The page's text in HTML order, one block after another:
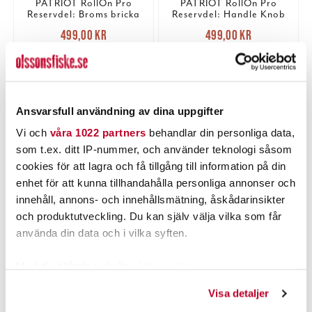
Ansvarsfull användning av dina uppgifter
Vi och våra 1022 partners behandlar din personliga data,
som t.ex. ditt IP-nummer, och använder teknologi såsom
cookies för att lagra och få tillgång till information på din
enhet för att kunna tillhandahålla personliga annonser och
innehåll, annons- och innehållsmätning, åskådarinsikter
och produktutveckling. Du kan själv välja vilka som får
använda din data och i vilka syften.
Visa detaljer
PATRIOT RollOn Pro
Reservdel: Broms bricka
Nuvarande pris
499,00 krTidigare pris
559,00 kr
499,00 kr
3 ST
PATRIOT RollOn Pro
Reservdel: Handle Knob
Nuvarande pris
499,00 krTidigare pris
559,00 kr
499,00 kr
559,00 kr
PRODUKTBESKRIVNING